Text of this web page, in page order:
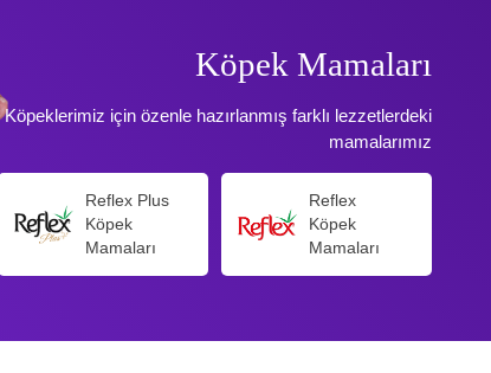
Köpek Mamaları
Köpeklerimiz için özenle hazırlanmış farklı lezzetlerdeki
mamalarımız
Reflex Plus
Köpek
Mamaları
Reflex
Köpek
Mamaları